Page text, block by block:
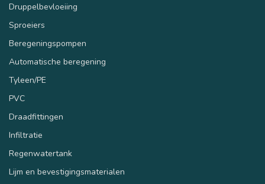
Druppelbevloeiing
Sproeiers
Beregeningspompen
Automatische beregening
Tyleen/PE
PVC
Draadfittingen
Infiltratie
Regenwatertank
Lijm en bevestigingsmaterialen